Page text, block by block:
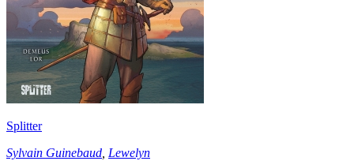
Splitter
Sylvain Guinebaud Lewelyn